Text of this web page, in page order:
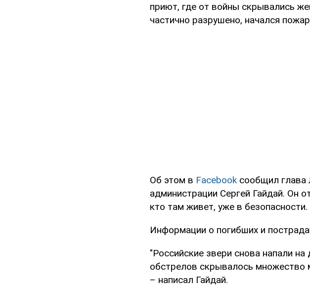
приют, где от войны скрывались
частично разрушено, начался
Об этом в Facebook сообщил глава
администрации Сергей Гайдай. Он
кто там живет, уже в безопасности.
Информации о погибших и
"Российские звери снова напали
обстрелов скрывалось множество
– написал Гайдай.